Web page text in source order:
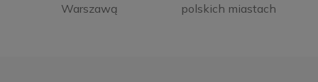
Warszawą
polskich miastach